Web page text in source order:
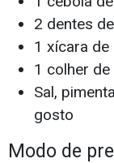
2 dentes
1 xícara de
1 colher
Sal,
gosto
Modo de